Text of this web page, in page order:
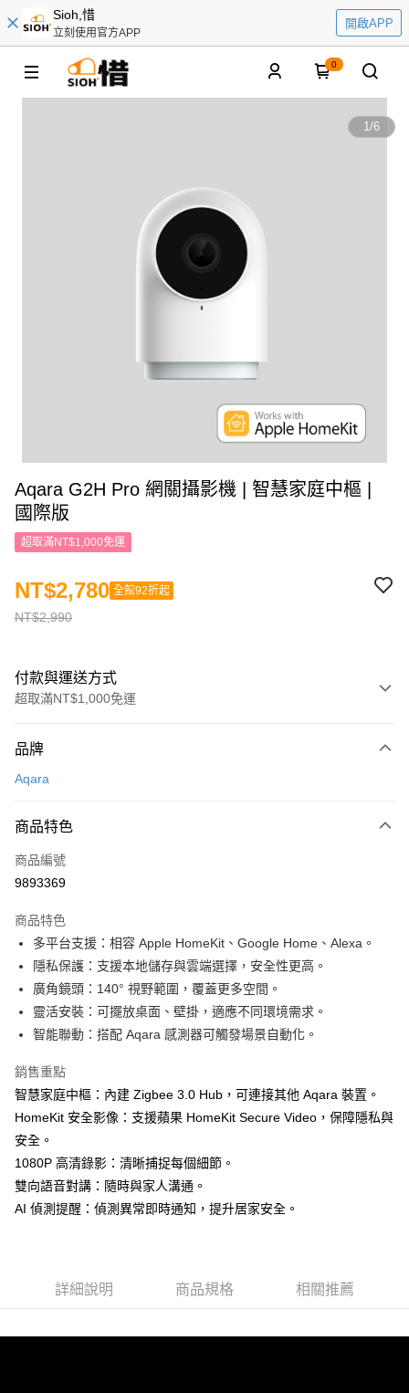
Sioh,惜
立刻使用官方APP
開啟APP
0
1/6
Aqara G2H Pro 網關攝影機 | 智慧家庭中樞 |
國際版
超取滿NT$1,000免運
NT$2,990
NT$2,780 全館92折起
付款與運送方式
超取滿NT$1,000免運
信用卡一次付款
3 期 0 利率 每期
合作金庫商業銀行
上海商業儲蓄銀行
臺灣中小企業銀行
匯豐（台灣）商業銀行
華泰商業銀行
聯邦商業銀行
遠東國際商業銀行
元大商業銀行
永豐商業銀行
玉山商業銀行
星展（台灣）商業銀行
台灣樂天信用卡公司
合作金庫商業銀行
上海商業儲蓄銀行
國泰世華商業銀行
兆豐國際商業銀行
匯豐（台灣）商業銀行
華泰商業銀行
聯邦商業銀行
遠東國際商業銀行
元大商業銀行
永豐商業銀行
玉山商業銀行
星展（台灣）商業銀行
台灣樂天信用卡公司
LINE Pay
Apple Pay
街口支付
悠遊付
Google Pay
運送方式
付款後全家取貨 (單筆不可超過4000元)
付款後萊爾富取貨 (單筆不可超過4000元)
每筆NT$120，滿NT$1,000(含以上)免運費
品牌
Aqara
商品特色
商品編號
9893369
商品特色
多平台支援：相容 Apple HomeKit、Google Home、Alexa。
隱私保護：支援本地儲存與雲端選擇，安全性更高。
廣角鏡頭：140° 視野範圍，覆蓋更多空間。
靈活安裝：可擺放桌面、壁掛，適應不同環境需求。
智能聯動：搭配 Aqara 感測器可觸發場景自動化。
銷售重點
智慧家庭中樞：內建 Zigbee 3.0 Hub，可連接其他 Aqara 裝置。
HomeKit 安全影像：支援蘋果 HomeKit Secure Video，保障隱私與
安全。
1080P 高清錄影：清晰捕捉每個細節。
雙向語音對講：隨時與家人溝通。
AI 偵測提醒：偵測異常即時通知，提升居家安全。
詳細說明 商品規格 相關推薦